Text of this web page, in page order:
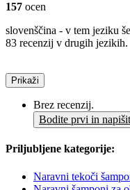
157 ocen
slovenščina - v tem jeziku
83 recenzij v drugih jezikih.
Prikaži
Brez recenzij.
Bodite prvi in
Priljubljene kategorije:
Naravni tekoči